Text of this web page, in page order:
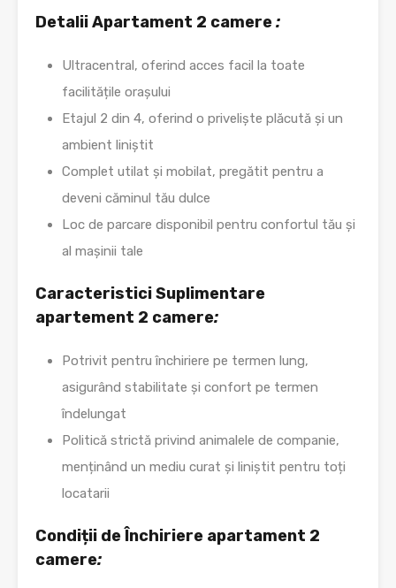
Detalii Apartament 2 camere:
Ultracentral, oferind acces facil la toate
facilitățile orașului
Etajul 2 din 4, oferind o priveliște plăcută și un
ambient liniștit
Complet utilat și mobilat, pregătit pentru a
deveni căminul tău dulce
Loc de parcare disponibil pentru confortul tău și
al mașinii tale
Caracteristici Suplimentare
apartement 2 camere:
Potrivit pentru închiriere pe termen lung,
asigurând stabilitate și confort pe termen
îndelungat
Politică strictă privind animalele de companie,
menținând un mediu curat și liniștit pentru toți
locatarii
Condiții de Închiriere apartament 2
camere: